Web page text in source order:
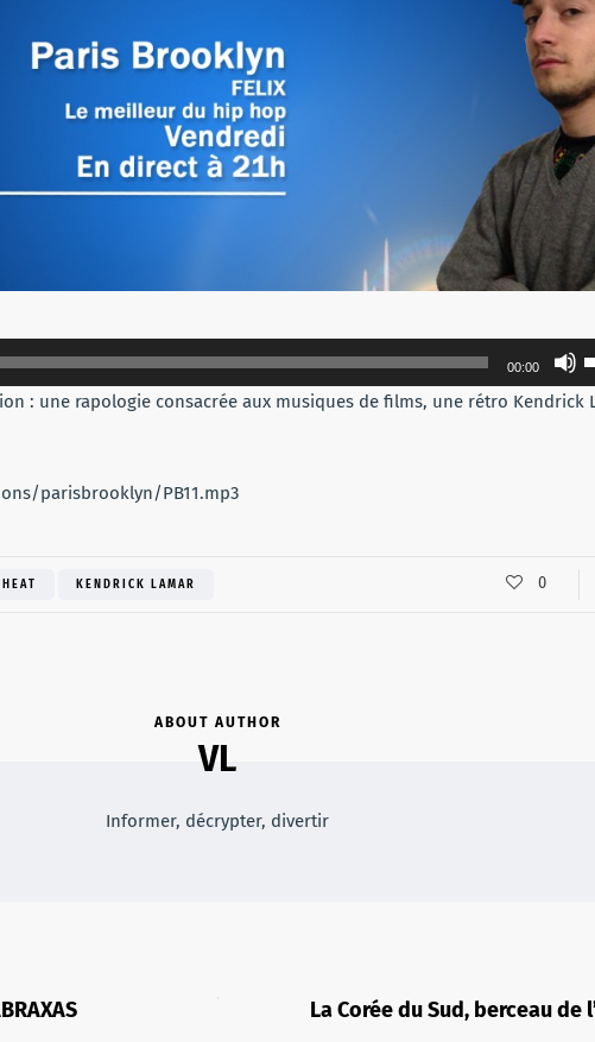
00:00
: une rapologie consacrée aux musiques de films, une rétro Kendrick
parisbrooklyn/PB11.mp3
KENDRICK LAMAR 0
ABOUT AUTHOR
VL
Informer, décrypter, divertir
La Corée du Sud, berceau de